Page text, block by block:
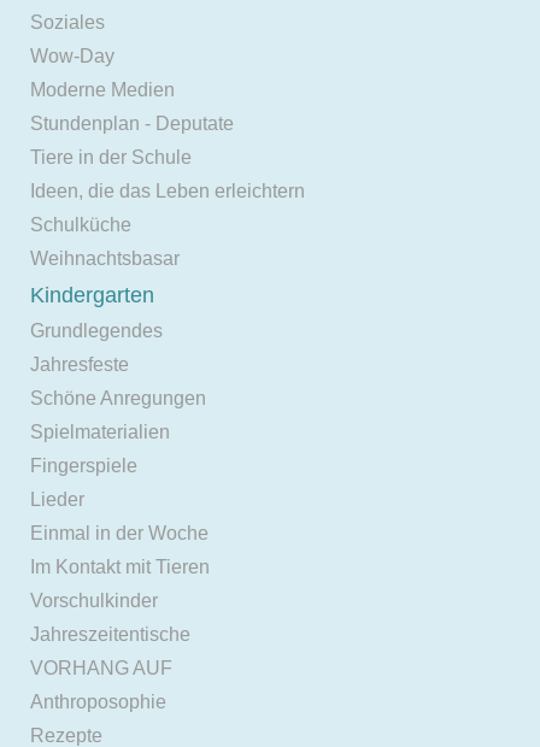
Soziales
Wow-Day
Moderne Medien
Stundenplan - Deputate
Tiere in der Schule
Ideen, die das Leben erleichtern
Schulküche
Weihnachtsbasar
Kindergarten
Grundlegendes
Jahresfeste
Schöne Anregungen
Spielmaterialien
Fingerspiele
Lieder
Einmal in der Woche
Im Kontakt mit Tieren
Vorschulkinder
Jahreszeitentische
VORHANG AUF
Anthroposophie
Rezepte